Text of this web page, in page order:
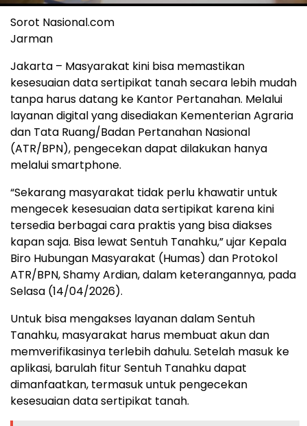
Sorot Nasional.com
Jarman
Jakarta – Masyarakat kini bisa memastikan
kesesuaian data sertipikat tanah secara lebih mudah
tanpa harus datang ke Kantor Pertanahan. Melalui
layanan digital yang disediakan Kementerian Agraria
dan Tata Ruang/Badan Pertanahan Nasional
(ATR/BPN), pengecekan dapat dilakukan hanya
melalui smartphone.
“Sekarang masyarakat tidak perlu khawatir untuk
mengecek kesesuaian data sertipikat karena kini
tersedia berbagai cara praktis yang bisa diakses
kapan saja. Bisa lewat Sentuh Tanahku,” ujar Kepala
Biro Hubungan Masyarakat (Humas) dan Protokol
ATR/BPN, Shamy Ardian, dalam keterangannya, pada
Selasa (14/04/2026).
Untuk bisa mengakses layanan dalam Sentuh
Tanahku, masyarakat harus membuat akun dan
memverifikasinya terlebih dahulu. Setelah masuk ke
aplikasi, barulah fitur Sentuh Tanahku dapat
dimanfaatkan, termasuk untuk pengecekan
kesesuaian data sertipikat tanah.